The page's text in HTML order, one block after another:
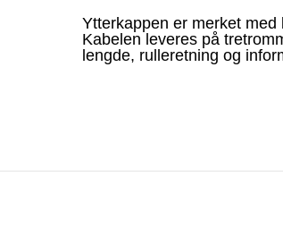
Ytterkappen er merket
Kabelen leveres på
lengde, rulleretning og